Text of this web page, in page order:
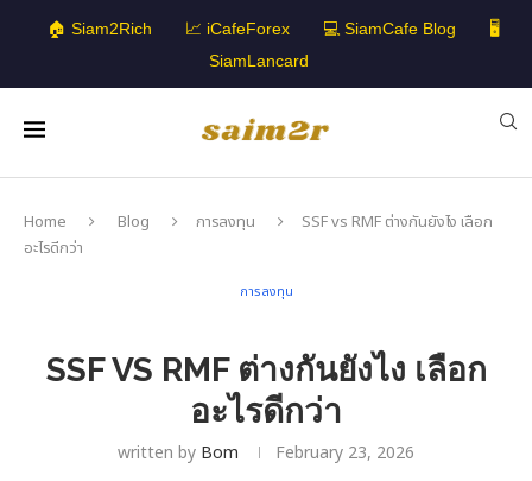
🏠 Siam2Rich 📈 iCafeForex 💻 SiamCafe Blog
🖥️
SiamLancard
Home Blog การลงทุน
SSF vs RMF ต่างกันยังไง เลือก
อะไรดีกว่า
การลงทุน
SSF VS RMF ต่างกันยังไง เลือก
อะไรดีกว่า
written by Bom February 23, 2026